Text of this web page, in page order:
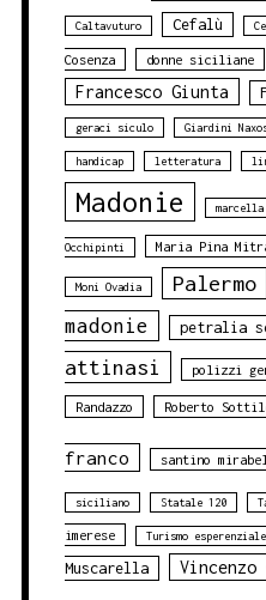
Caltavuturo Cefalù
Cosenza donne siciliane
Francesco Giunta
geraci siculo Giardini
handicap letteratura
Madonie
Occhipinti Maria Pina
Moni Ovadia Palermo
madonie
petralia
attinasi
polizzi
Randazzo Roberto
franco santino
siciliano Statale 120
imerese Turismo esperenziale
Muscarella
Vincenzo